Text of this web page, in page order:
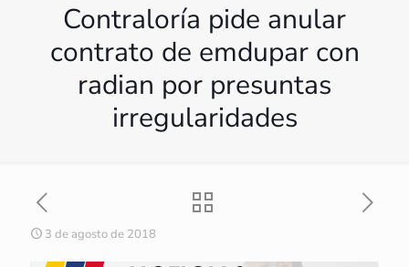
Contraloría pide anular
contrato de emdupar con
radian por presuntas
irregularidades
3 de agosto de 2018